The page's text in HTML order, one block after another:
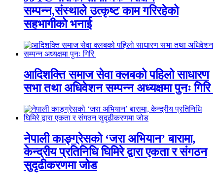
सम्पन्न,संस्थाले उत्कृष्ट काम गरिरहेको
सहभागीको भनाई
आदिशक्ति समाज सेवा क्लबको पहिलो साधारण
सभा तथा अधिवेशन सम्पन्न अध्यक्षमा पुनः गिरि
नेपाली काङ्ग्रेसको ‘जरा अभियान’ बारामा,
केन्द्रीय प्रतिनिधि घिमिरे द्वारा एकता र संगठन
सुदृढीकरणमा जोड